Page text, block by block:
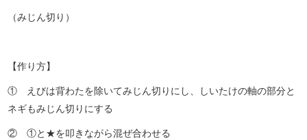
（みじん切り）
【作り方】
① えびは背わたを除いてみじん切りにし、しいたけの軸の部分と
ネギもみじん切りにする
② ①と★を叩きながら混ぜ合わせる